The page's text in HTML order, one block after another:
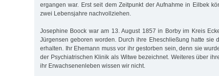
ergangen war. Erst seit dem Zeitpunkt der Aufnahme in Eilbek
zwei Lebensjahre nachvollziehen.
Josephine Boock war am 13. August 1857 in Borby im Kreis
Jürgensen geboren worden. Durch ihre Eheschließung hatte sie
erhalten. Ihr Ehemann muss vor ihr gestorben sein, denn sie
der Psychiatrischen Klinik als Witwe bezeichnet. Weiteres über
ihr Erwachsenenleben wissen wir nicht.